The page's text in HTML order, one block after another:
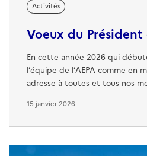
Activités
Voeux du Président
En cette année 2026 qui
l’équipe de l’AEPA comme en
adresse à toutes et tous nos
des temps incertains tels que
pour les Pipins. Pour les plus ...
15 janvier 2026